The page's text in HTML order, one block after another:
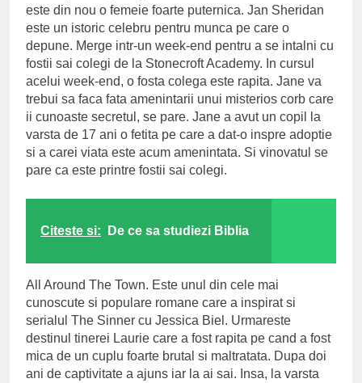
este din nou o femeie foarte puternica. Jan Sheridan
este un istoric celebru pentru munca pe care o
depune. Merge intr-un week-end pentru a se intalni cu
fostii sai colegi de la Stonecroft Academy. In cursul
acelui week-end, o fosta colega este rapita. Jane va
trebui sa faca fata amenintarii unui misterios corb care
ii cunoaste secretul, se pare. Jane a avut un copil la
varsta de 17 ani o fetita pe care a dat-o inspre adoptie
si a carei viata este acum amenintata. Si vinovatul se
pare ca este printre fostii sai colegi.
Citeste si: De ce sa studiezi Biblia
All Around The Town. Este unul din cele mai
cunoscute si populare romane care a inspirat si
serialul The Sinner cu Jessica Biel. Urmareste
destinul tinerei Laurie care a fost rapita pe cand a fost
mica de un cuplu foarte brutal si maltratata. Dupa doi
ani de captivitate a ajuns iar la ai sai. Insa, la varsta